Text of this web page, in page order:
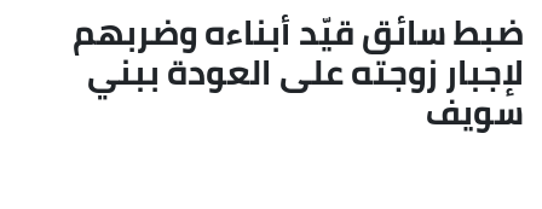
ضبط سائق قيّد أبناءه وضربهم
لإجبار زوجته على العودة ببني
سويف